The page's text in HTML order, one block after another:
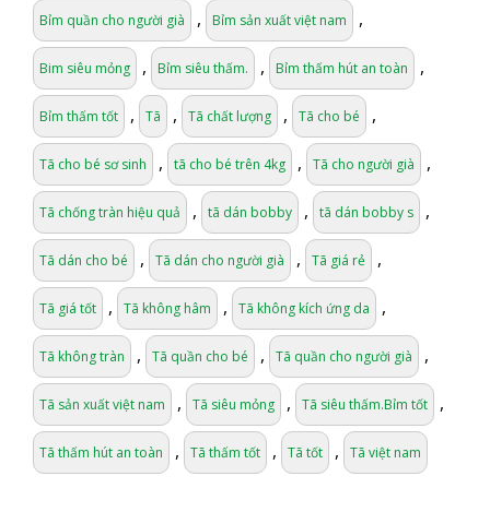
Bỉm quần cho người già , Bỉm sản xuất việt nam ,
Bim siêu mỏng , Bỉm siêu thấm. , Bỉm thấm hút an toàn ,
Bỉm thấm tốt , Tã , Tã chất lượng , Tã cho bé ,
Tã cho bé sơ sinh , tã cho bé trên 4kg , Tã cho người già ,
Tã chống tràn hiệu quả , tã dán bobby , tã dán bobby s ,
Tã dán cho bé , Tã dán cho người già , Tã giá rẻ ,
Tã giá tốt , Tã không hâm , Tã không kích ứng da ,
Tã không tràn , Tã quần cho bé , Tã quần cho người già ,
Tã sản xuất việt nam , Tã siêu mỏng , Tã siêu thấm.Bỉm tốt ,
Tã thấm hút an toàn , Tã thấm tốt , Tã tốt , Tã việt nam